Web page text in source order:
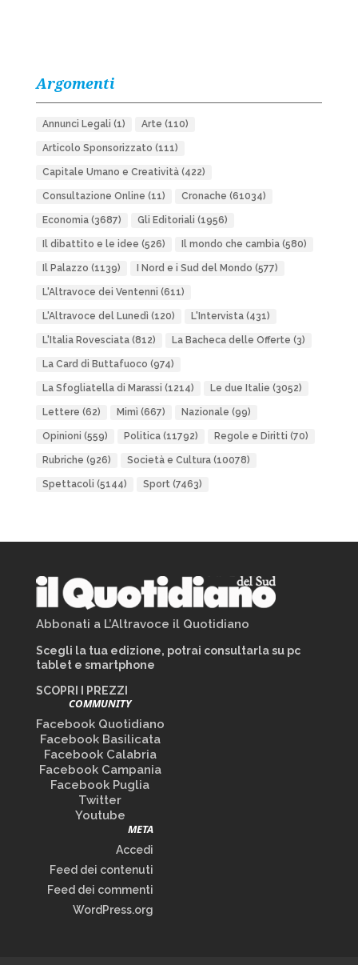
Argomenti
Annunci Legali (1) Arte (110)
Articolo Sponsorizzato (111)
Capitale Umano e Creatività(422)
Consultazione Online (11) Cronache (61034)
Economia(3687) Gli Editoriali (1956)
Il dibattito e le idee (526) Il mondo che cambia(580)
Il Palazzo (1139) I Nord e i Sud del Mondo (577)
L'Altravoce dei Ventenni (611)
L'Altravoce del Lunedì (120) L'Intervista(431)
L'Italia Rovesciata(812) La Bacheca delle Offerte (3)
La Card di Buttafuoco (974)
La Sfogliatella di Marassi (1214) Le due Italie (3052)
Lettere (62) Mimì (667) Nazionale (99)
Opinioni (559) Politica(11792) Regole e Diritti (70)
Rubriche (926) Società e Cultura(10078)
Spettacoli (5144) Sport(7463)
Abbonati a L’Altravoce il Quotidiano
Scegli la tua edizione, potrai consultarla su pc
tablet e smartphone
SCOPRI I PREZZI
COMMUNITY
Facebook Quotidiano
Facebook Basilicata
Facebook Calabria
Facebook Campania
Facebook Puglia
Twitter
Youtube
META
Accedi
Feed dei contenuti
Feed dei commenti
WordPress.org